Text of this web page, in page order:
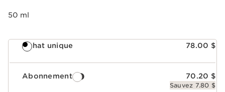
50 ml
Achat unique 78.00 $
Abonnement 70.20 $
Sauvez 7.80 $